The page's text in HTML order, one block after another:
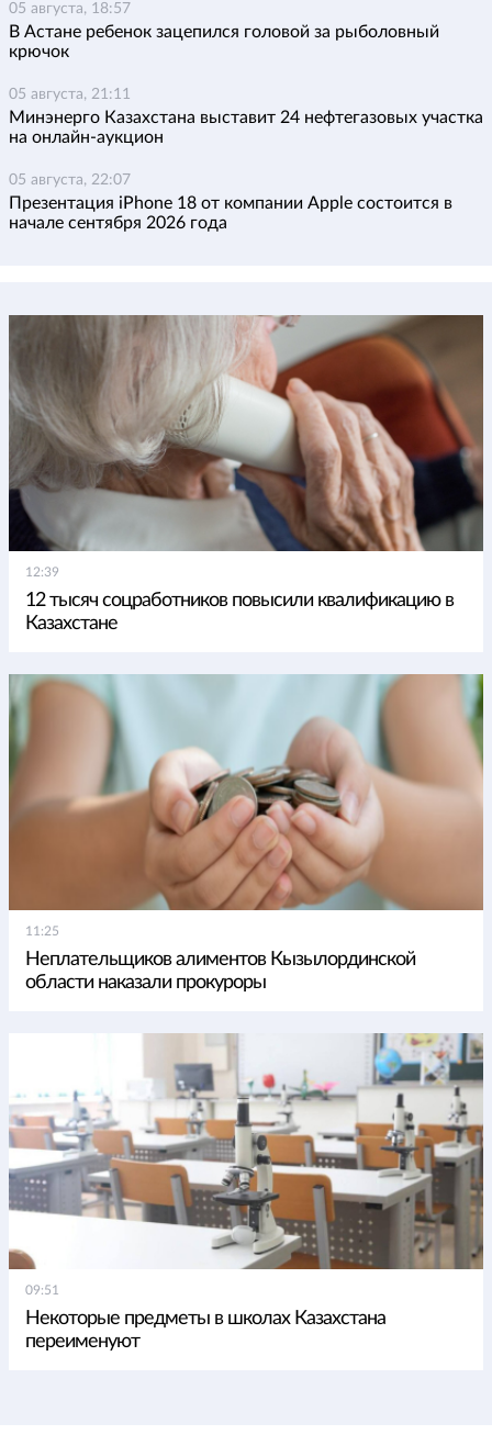
05 августа, 18:57
В Астане ребенок зацепился головой за рыболовный
крючок
05 августа, 21:11
Минэнерго Казахстана выставит 24 нефтегазовых участка
на онлайн-аукцион
05 августа, 22:07
Презентация iPhone 18 от компании Apple состоится в
начале сентября 2026 года
12:39
12 тысяч соцработников повысили квалификацию в
Казахстане
11:25
Неплательщиков алиментов Кызылординской
области наказали прокуроры
09:51
Некоторые предметы в школах Казахстана
переименуют